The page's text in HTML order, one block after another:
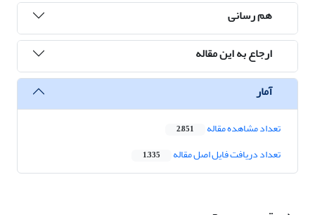
هم رسانی
ارجاع به این مقاله
آمار
تعداد مشاهده مقاله 2,851
تعداد دریافت فایل اصل مقاله 1,335